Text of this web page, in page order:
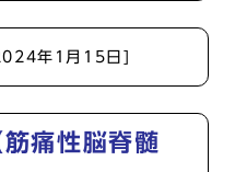
年1月15日]
痛性脳脊髄